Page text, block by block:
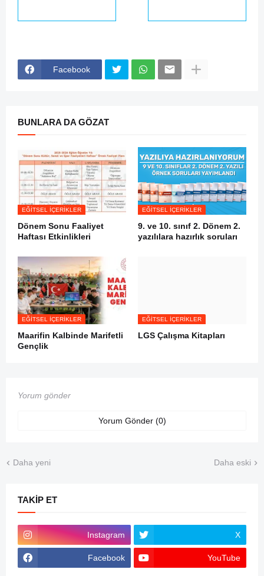
Facebook
BUNLARA DA GÖZAT
EĞITSEL İÇERIKLER
Dönem Sonu Faaliyet
Haftası Etkinlikleri
EĞITSEL İÇERIKLER
9. ve 10. sınıf 2. Dönem 2.
yazılılara hazırlık soruları
EĞITSEL İÇERIKLER
Maarifin Kalbinde Marifetli
Gençlik
EĞITSEL İÇERIKLER
LGS Çalışma Kitapları
Yorum gönder
Yorum Gönder (0)
Daha yeni Daha eski
TAKIP ET
Instagram X
Facebook YouTube